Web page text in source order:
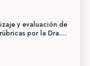
y evaluación de
por la Dra.